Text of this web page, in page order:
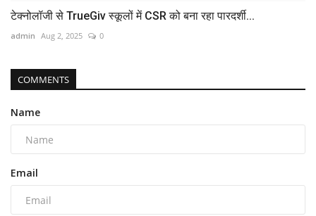
टेक्नोलॉजी से TrueGiv स्कूलों में CSR को बना रहा पारदर्शी...
admin Aug 2, 2025 0
COMMENTS
Name
Email